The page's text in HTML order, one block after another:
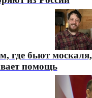
где бьют москаля,
помощь